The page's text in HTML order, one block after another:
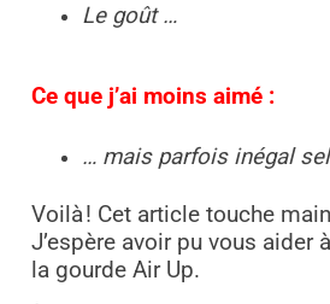
Le goût …
Ce que j’ai moins aimé :
… mais parfois inégal
Voilà ! Cet article touche
J’espère avoir pu vous aider
la gourde Air Up.